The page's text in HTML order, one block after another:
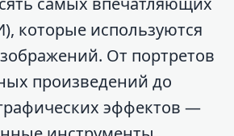
которые используются
От портретов
произведений до
эффектов —